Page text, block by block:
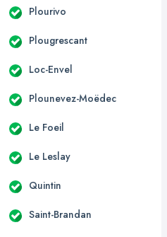
Plourivo
Plougrescant
Loc-Envel
Plounevez-Moëdec
Le Foeil
Le Leslay
Quintin
Saint-Brandan